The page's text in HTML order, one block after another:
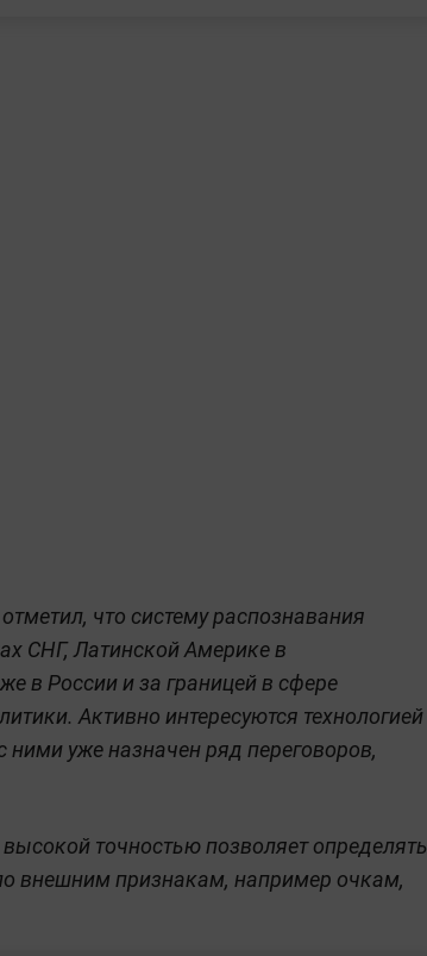
что систему распознавания
СНГ, Латинской Америке в
в России и за границей в сфере
Активно интересуются технологией
ними уже назначен ряд переговоров,
точностью позволяет определять
внешним признакам, например очкам,